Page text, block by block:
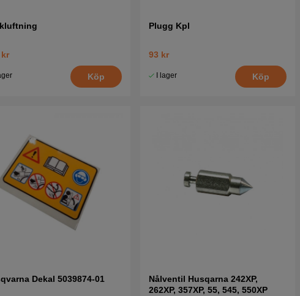
kr
Köp
Plugg Kpl
93 kr
I lager Köp
Dekal 5039874-01
Nålventil Husqarna 242XP,
262XP, 357XP, 55, 545, 550XP